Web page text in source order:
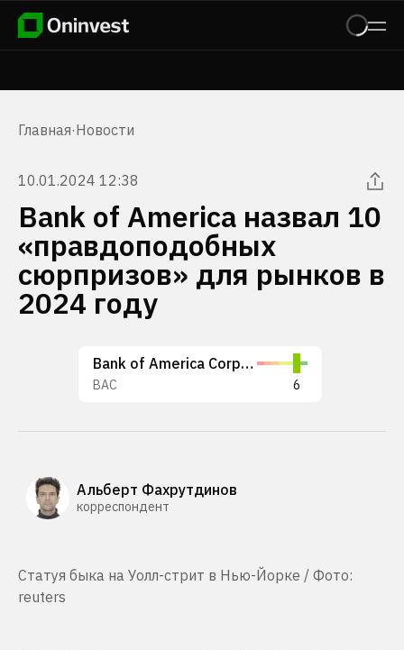
Главная·Новости
10.01.2024 12:38
Bank of America назвал 10
«правдоподобных
сюрпризов» для рынков в
2024 году
Bank of America Corporation
BAC 6
Альберт Фахрутдинов
корреспондент
Статуя быка на Уолл-стрит в Нью-Йорке / Фото:
reuters